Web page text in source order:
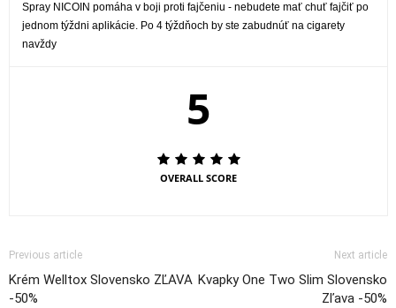
Spray NICOIN pomáha v boji proti fajčeniu - nebudete mať chuť fajčiť po
jednom týždni aplikácie. Po 4 týždňoch by ste zabudnúť na cigarety
navždy
5
OVERALL SCORE
Previous article
Krém Welltox Slovensko ZĽAVA
-50%
Next article
Kvapky One Two Slim Slovensko
Zľava -50%